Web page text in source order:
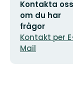
E-
Mail-
Adresse
Kontakta oss
om du har
frågor
Kontakt per
Mail